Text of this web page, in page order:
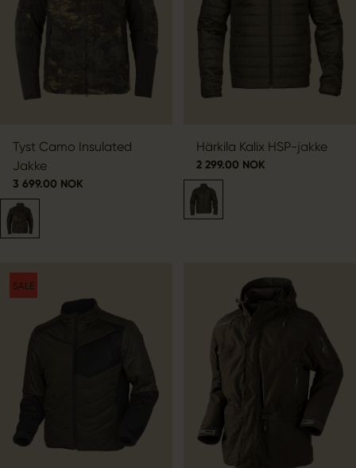
Tyst Camo Insulated
Jakke
3 699.00 NOK
Härkila Kalix HSP-jakke
2 299.00 NOK
SALE